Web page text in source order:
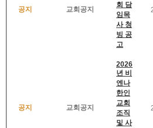
공지 교회공지
회 담
임목
사 청
빙 공
고
공지 교회공지
2026
년 비
엔나
한인
교회
조직
및 사